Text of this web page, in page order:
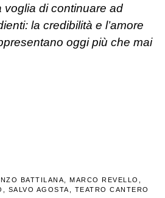
voglia di continuare ad
la credibilità e l’amore
oggi più che mai
BATTILANA MARCO REVELLO
SALVO AGOSTA TEATRO CANTERO